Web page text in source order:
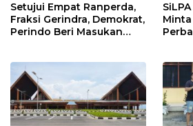
Setujui Empat Ranperda,
Fraksi Gerindra, Demokrat,
Perindo Beri Masukan